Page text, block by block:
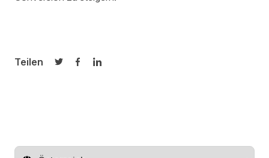
Teilen
Auf Twitter teilen
Auf Facebook teilen
Auf LinkedIn teilen